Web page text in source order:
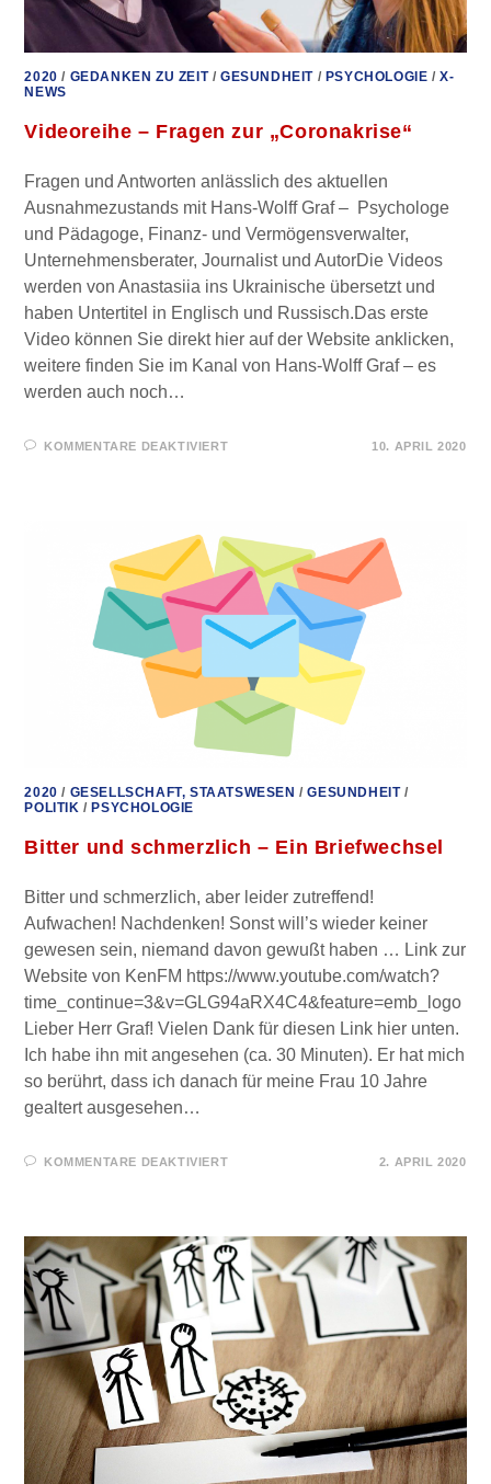
2020 / GEDANKEN ZU ZEIT/GESUNDHEIT / PSYCHOLOGIE /X-
NEWS
Videoreihe – Fragen zur „Coronakrise“
Fragen und Antworten anlässlich des aktuellen
Ausnahmezustands mit Hans-Wolff Graf – Psychologe
und Pädagoge, Finanz- und Vermögensverwalter,
Unternehmensberater, Journalist und AutorDie Videos
werden von Anastasiia ins Ukrainische übersetzt und
haben Untertitel in Englisch und Russisch.Das erste
Video können Sie direkt hier auf der Website anklicken,
weitere finden Sie im Kanal von Hans-Wolff Graf – es
werden auch noch…
KOMMENTARE DEAKTIVIERTFÜR
10. APRIL 2020
2020 / GESELLSCHAFT, STAATSWESEN /GESUNDHEIT/
POLITIK / PSYCHOLOGIE
Bitter und schmerzlich – Ein Briefwechsel
Bitter und schmerzlich, aber leider zutreffend!
Aufwachen! Nachdenken! Sonst will’s wieder keiner
gewesen sein, niemand davon gewußt haben … Link zur
Website von KenFM https://www.youtube.com/watch?
time_continue=3&v=GLG94aRX4C4&feature=emb_logo
Lieber Herr Graf! Vielen Dank für diesen Link hier unten.
Ich habe ihn mit angesehen (ca. 30 Minuten). Er hat mich
so berührt, dass ich danach für meine Frau 10 Jahre
gealtert ausgesehen…
KOMMENTARE DEAKTIVIERTFÜR
EIN
BRIEFWECHSEL
2. APRIL 2020